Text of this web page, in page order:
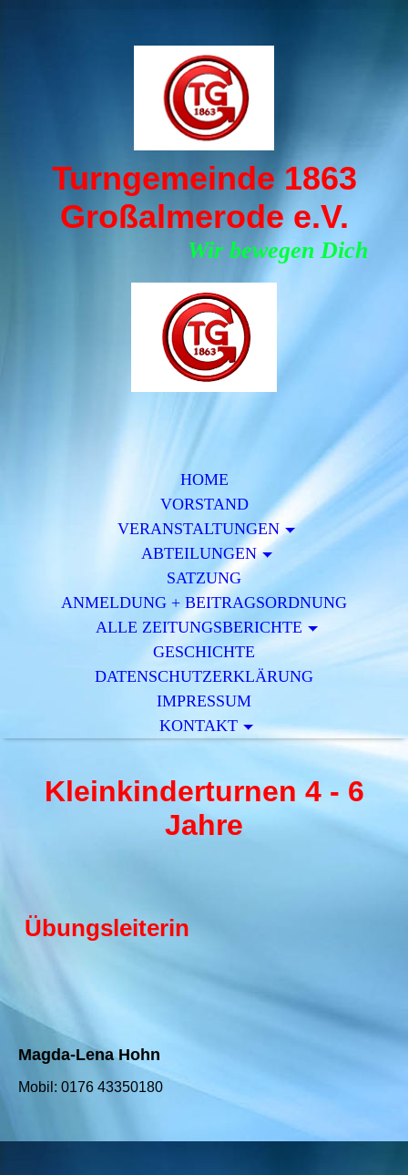
Turngemeinde 1863
Großalmerode e.V.
Wir bewegen Dich
HOME
VORSTAND
VERAN­STALTUNGEN
ABTEILUNGEN
SATZUNG
ANMELDUNG + BEITRAGSORDNUNG
ALLE ZEITUNGSBERICHTE
GESCHICHTE
DATENSCHUTZERKLÄRUNG
IMPRESSUM
KONTAKT
Kleinkinderturnen 4 - 6
Jahre
Übungsleiterin
Magda-Lena Hohn
Mobil: 0176 43350180